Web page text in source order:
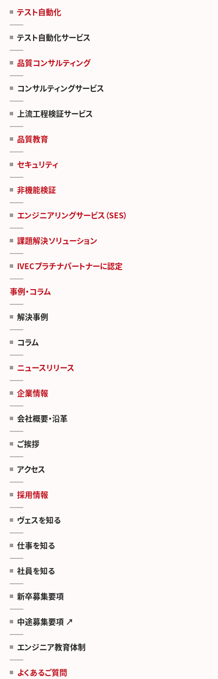
テスト自動化
テスト自動化サービス
品質コンサルティング
コンサルティングサービス
上流工程検証サービス
品質教育
セキュリティ
非機能検証
エンジニアリングサービス（SES）
課題解決ソリューション
IVECプラチナパートナーに認定
事例・コラム
解決事例
コラム
ニュースリリース
企業情報
会社概要・沿革
ご挨拶
アクセス
採用情報
ヴェスを知る
仕事を知る
社員を知る
新卒募集要項
中途募集要項 ↗
エンジニア教育体制
よくあるご質問